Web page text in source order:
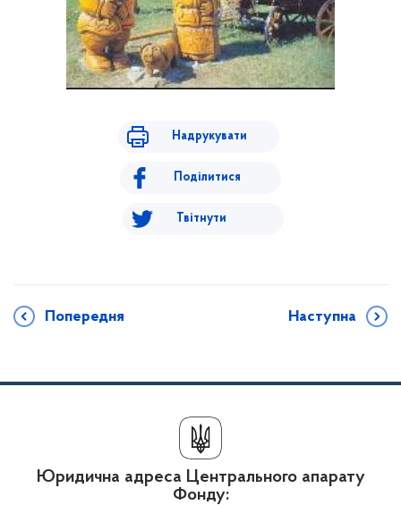
Надрукувати
Поділитися
Твітнути
Попередня Наступна
Юридична адреса Центрального апарату
Фонду: